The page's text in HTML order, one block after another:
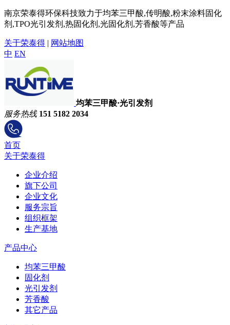
南京荣泰得环保科技致力于均苯三甲酸,传明酸,粉末涂料固化
剂,TPO光引发剂,热固化剂,光固化剂,芳香酸等产品
关于荣泰得 | 网站地图
中 EN
均苯三甲酸·光引发剂
服务热线 151 5182 2034
首页
关于荣泰得
企业介绍
旗下公司
企业文化
服务宗旨
组织框架
生产基地
产品中心
均苯三甲酸
固化剂
光引发剂
芳香酸
其它产品